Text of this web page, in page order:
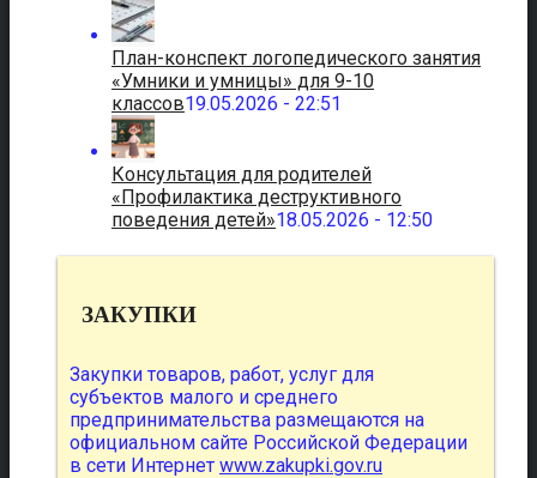
План-конспект логопедического занятия
«Умники и умницы» для 9-10
классов19.05.2026 - 22:51
Консультация для родителей
«Профилактика деструктивного
поведения детей»18.05.2026 - 12:50
ЗАКУПКИ
Закупки товаров, работ, услуг для
субъектов малого и среднего
предпринимательства размещаются на
официальном сайте Российской Федерации
в сети Интернет www.zakupki.gov.ru